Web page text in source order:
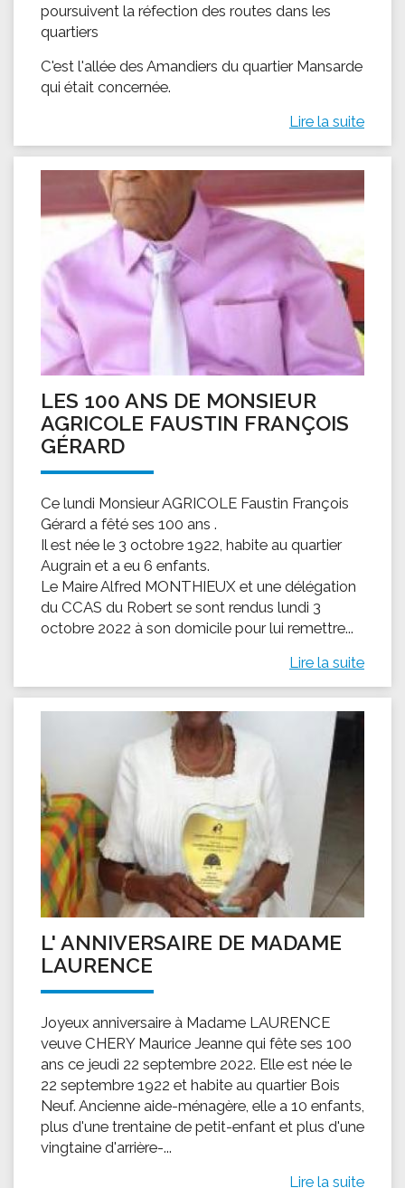
poursuivent la réfection des routes dans les
quartiers
C'est l'allée des Amandiers du quartier Mansarde
qui était concernée.
Lire la suite
LES 100 ANS DE MONSIEUR
AGRICOLE FAUSTIN FRANÇOIS
GÉRARD
Ce lundi Monsieur AGRICOLE Faustin François
Gérard a fêté ses 100 ans .
Il est née le 3 octobre 1922, habite au quartier
Augrain et a eu 6 enfants.
Le Maire Alfred MONTHIEUX et une délégation
du CCAS du Robert se sont rendus lundi 3
octobre 2022 à son domicile pour lui remettre...
Lire la suite
L' ANNIVERSAIRE DE MADAME
LAURENCE
Joyeux anniversaire à Madame LAURENCE
veuve CHERY Maurice Jeanne qui fête ses 100
ans ce jeudi 22 septembre 2022. Elle est née le
22 septembre 1922 et habite au quartier Bois
Neuf. Ancienne aide-ménagère, elle a 10 enfants,
plus d'une trentaine de petit-enfant et plus d'une
vingtaine d'arrière-...
Lire la suite